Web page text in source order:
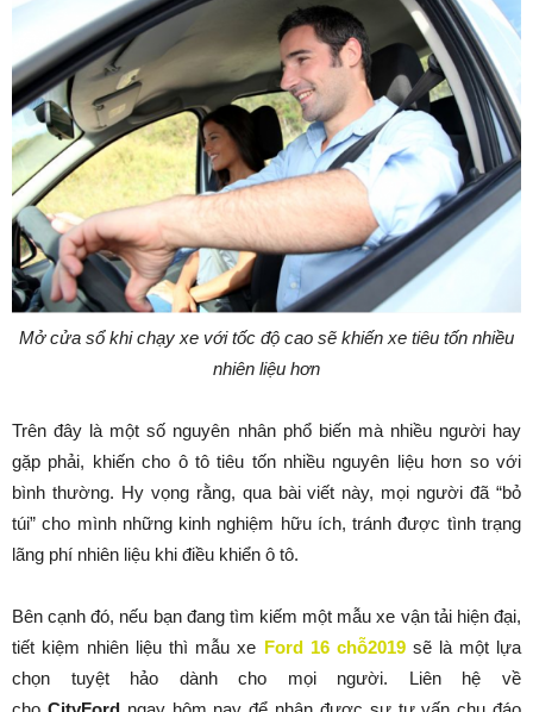
Mở cửa sổ khi chạy xe với tốc độ cao sẽ khiến xe tiêu tốn nhiều
nhiên liệu hơn
Trên đây là một số nguyên nhân phổ biến mà nhiều người hay
gặp phải, khiến cho ô tô tiêu tốn nhiều nguyên liệu hơn so với
bình thường. Hy vọng rằng, qua bài viết này, mọi người đã “bỏ
túi” cho mình những kinh nghiệm hữu ích, tránh được tình trạng
lãng phí nhiên liệu khi điều khiển ô tô.
Bên cạnh đó, nếu bạn đang tìm kiếm một mẫu xe vận tải hiện đại,
tiết kiệm nhiên liệu thì mẫu xe Ford 16 chỗ2019sẽ là một lựa
chọn tuyệt hảo dành cho mọi người. Liên hệ về